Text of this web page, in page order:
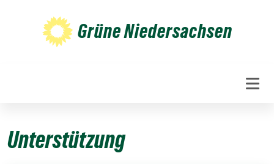
Grüne Niedersachsen
Unterstützung